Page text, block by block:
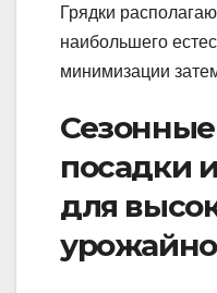
Грядки
наибольшего
минимизации
посадки
для